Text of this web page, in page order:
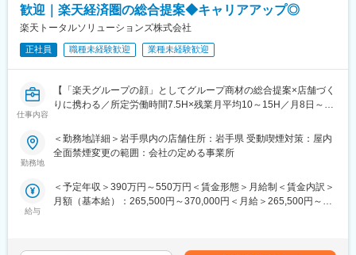
・シフト管理、教育、評価
・在庫管理、売り場づくり、POP作成
・KPI管理・数値振り返り
■教育体制：
を基礎から学べ、楽天グループ共通のeラーニングでビジネススキ
ル習得も可能です。
◇業界未経験でも成長しやすい環境
料金体系が他キャリアよりシンプルで覚えやすく、提案力を磨き
◇事業づくりに携われるやりがい
歓迎｜楽天経済圏の総合提案◆キャリアアップ◎
楽天トータルソリューションズ株式会社
正社員 職種未経験歓迎 業種未経験歓迎
仕事内容
【「楽天グループの顔」としてグループ商材の総合提案×店舗づく
りに携わる／所定労働時間7.5H×残業月平均10～15H／月8日～休
楽天モバイルショップに来店されるお客様へ、スマートフォン・
料金プラン・楽天カード・楽天市場・楽天ポイントなど、楽天経
て、お客様の生活をより豊かにするトータルサポートを行うポジ
ションです。
勤務地
＜勤務地詳細＞岩手県内の店舗住所：岩手県 受動喫煙対策：屋内
全面禁煙変更の範囲：会社の定める事業所
給与
＜予定年収＞390万円～550万円＜賃金形態＞月給制＜賃金内訳＞
月額（基本給）：265,500円～370,000円＜月給＞265,500円～